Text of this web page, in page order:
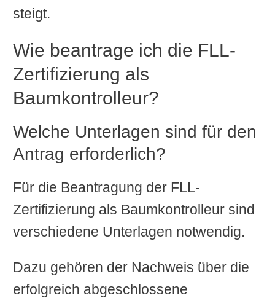
steigt.
Wie beantrage ich die FLL-
Zertifizierung als
Baumkontrolleur?
Welche Unterlagen sind für den
Antrag erforderlich?
Für die Beantragung der FLL-
Zertifizierung als Baumkontrolleur sind
verschiedene Unterlagen notwendig.
Dazu gehören der Nachweis über die
erfolgreich abgeschlossene